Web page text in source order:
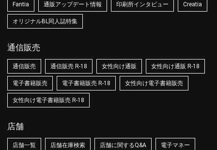
Fantia 通販アップデート情報 印刷所インタビュー Creatia
オリジナルBL同人誌特集
通信販売
通信販売 通信販売 R-18 女性向け通販 女性向け通販 R-18
電子書籍販売 電子書籍販売 R-18 女性向け電子書籍販売
女性向け電子書籍販売 R-18
店舗
店舗一覧 店舗在庫検索 店舗に関するQ&A 電子マネー